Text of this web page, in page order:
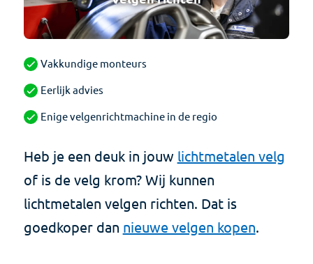
Vakkundige monteurs
Eerlijk advies
Enige velgenrichtmachine in de regio
Heb je een deuk in jouw lichtmetalen velg
of is de velg krom? Wij kunnen
lichtmetalen velgen richten. Dat is
goedkoper dan nieuwe velgen kopen.